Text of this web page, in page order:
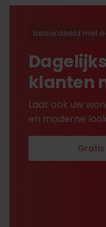
met excuses
is alles toch
beoordeeld met
klanten
Laat ook uw
en moderne